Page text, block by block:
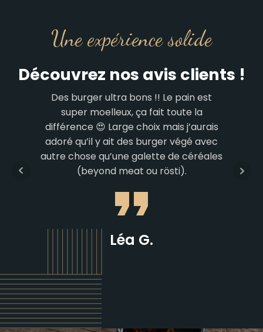
Une expérience solide
Découvrez nos avis clients !
Des burger ultra bons !! Le pain est
super moelleux, ça fait toute la
différence 😍 Large choix mais j’aurais
adoré qu’il y ait des burger végé avec
autre chose qu’une galette de céréales
(beyond meat ou rösti).
Léa G.